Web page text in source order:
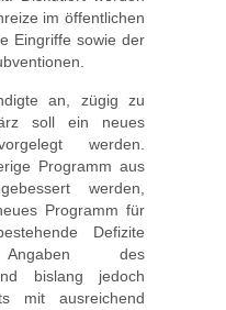
im öffentlichen
Eingriffe sowie der
an, zügig zu
soll ein neues
werden.
Programm aus
werden,
Programm für
Defizite
des
bislang jedoch
mit ausreichend